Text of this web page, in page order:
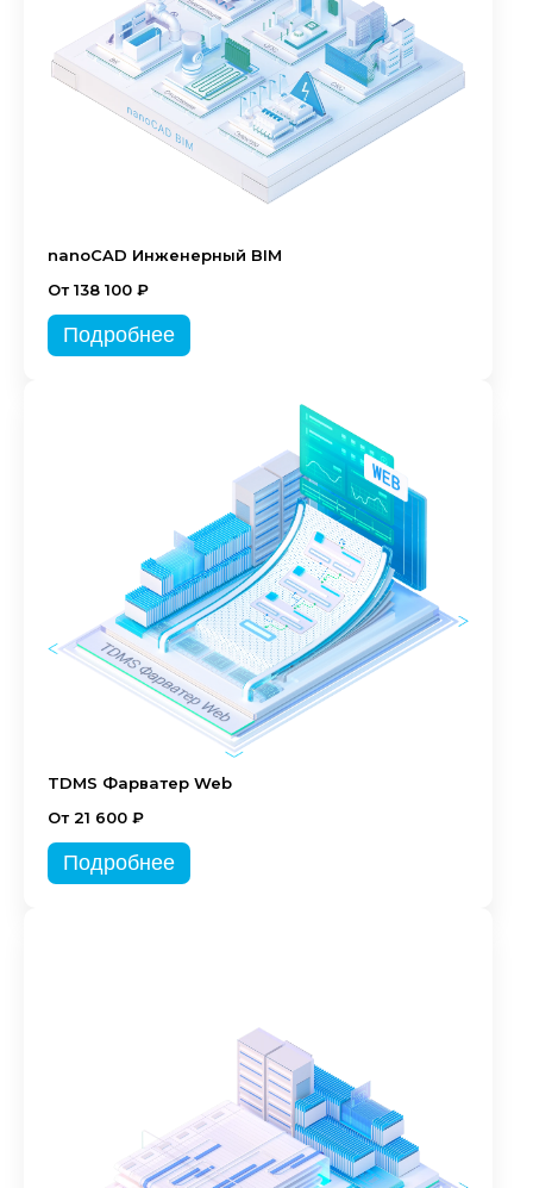
nanoCAD Инженерный BIM
От 138 100 ₽
Подробнее
TDMS Фарватер Web
От 21 600 ₽
Подробнее